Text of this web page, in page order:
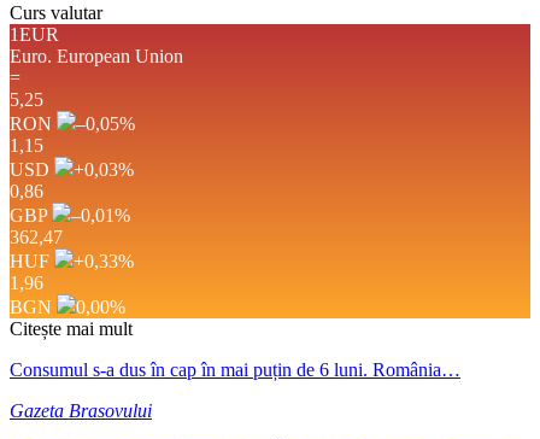
Curs valutar
1EUR
Euro. European Union
=
5,25
RON
–0,05%
1,15
USD
+0,03%
0,86
GBP
–0,01%
362,47
HUF
+0,33%
1,96
BGN
0,00%
Citește mai mult
Consumul s-a dus în cap în mai puțin de 6 luni. România…
Gazeta Brasovului